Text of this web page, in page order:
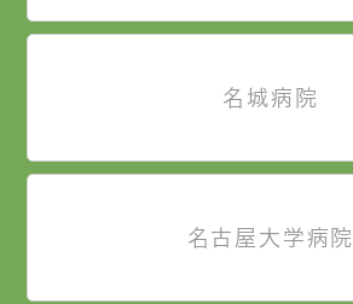
名城病院
名古屋大学病院